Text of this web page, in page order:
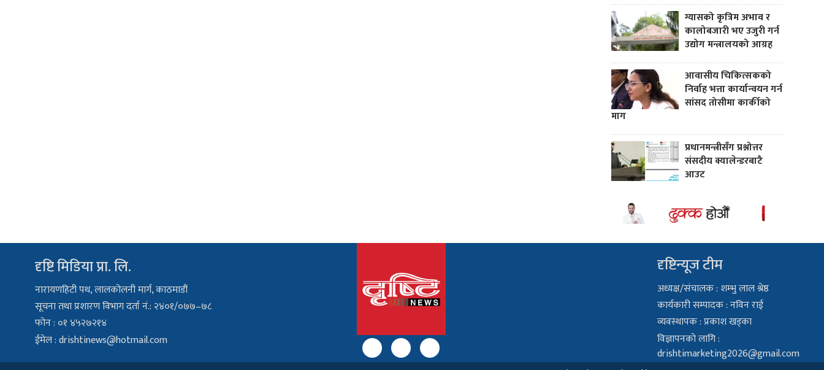
ग्यासको कृत्रिम अभाव र
कालोबजारी भए उजुरी गर्न
उद्योग मन्त्रालयको आग्रह
आवासीय चिकित्सकको
निर्वाह भत्ता कार्यान्वयन गर्न
सांसद तोसीमा कार्कीको
माग
प्रधानमन्त्रीसँग प्रश्नोत्तर
संसदीय क्यालेन्डरबाटै
आउट
दृष्टि मिडिया प्रा. लि.
नारायणहिटी पथ, लालकोलनी मार्ग, काठमाडौं
सूचना तथा प्रशारण विभाग दर्ता नं.: २४०१/०७७–७८
फोन : ०१ ४५२७२१४
ईमेल :drishtinews@hotmail.com
दृष्टिन्यूज टीम
अध्यक्ष/संचालक : शम्भु लाल श्रेष्ठ
कार्यकारी सम्पादक : नविन राई
व्यवस्थापक : प्रकाश खड्का
विज्ञापनको लागि :
drishtimarketing2026@gmail.com